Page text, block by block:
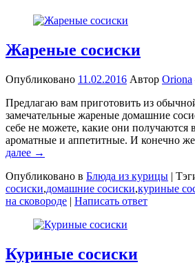
Жареные сосиски
Опубликовано 11.02.2016 Автор Oriona
Предлагаю вам приготовить из
замечательные жареные домашние
себе не можете, какие они получаются
ароматные и аппетитные. И конечно
далее →
Опубликовано в Блюда из курицы |
сосиски,домашние сосиски,куриные
на сковороде | Написать ответ
Куриные сосиски